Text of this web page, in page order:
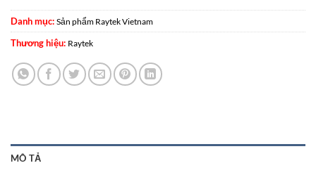
Danh mục: Sản phẩm Raytek Vietnam
Thương hiệu: Raytek
MÔ TẢ